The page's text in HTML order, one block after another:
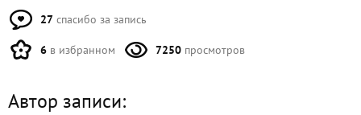
27 спасибо за запись
6 в избранном 7250 просмотров
Автор записи: